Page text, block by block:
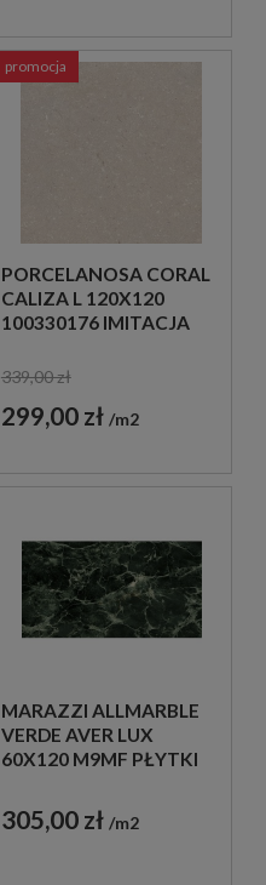
PORCELANOSA CORAL
CALIZA L 120X120
100330176 IMITACJA
339,00 zł
299,00 zł m2
promocja
MARAZZI ALLMARBLE
VERDE AVER LUX
60X120 M9MF PŁYTKI
GRESOWE
305,00 zł m2